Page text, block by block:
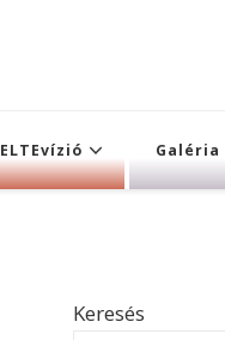
ELTEvízió Galéria
Keresés